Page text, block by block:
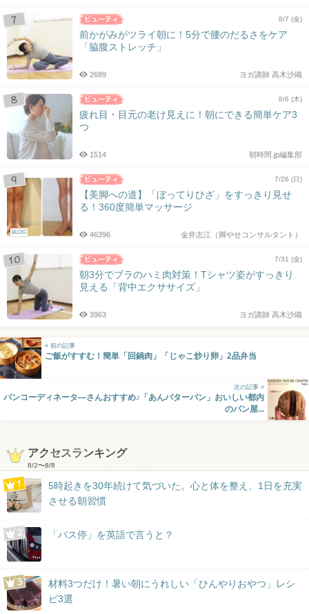
8/7 (金)
前かがみがツライ朝に！5分で腰のだるさをケア
「脇腹ストレッチ」
ヨガ講師 高木沙織
2689
8/6 (木)
疲れ目・目元の老け見えに！朝にできる簡単ケア3
つ
朝時間.jp編集部
1514
BLOG
7/26 (日)
【美脚への道】「ぼってりひざ」をすっきり見せ
る！360度簡単マッサージ
金井志江（脚やせコンサルタント）
46396
7/31 (金)
朝3分でブラのハミ肉対策！Tシャツ姿がすっきり
見える「背中エクササイズ」
ヨガ講師 高木沙織
3963
« 前の記事
ご飯がすすむ！簡単「回鍋肉」「じゃこ炒り卵」2品弁当
次の記事 »
パンコーディネータ―さんおすすめ♪「あんバターパン」おいしい都内
のパン屋...
アクセスランキング
8/2〜8/8
5時起きを30年続けて気づいた。心と体を整え、1日を充実
させる朝習慣
「バス停」を英語で言うと？
材料3つだけ！暑い朝にうれしい「ひんやりおやつ」レシ
ピ3選